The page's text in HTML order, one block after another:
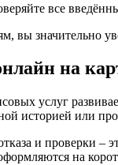
все
вы значительно
на
услуг
историей или
и проверки –
на